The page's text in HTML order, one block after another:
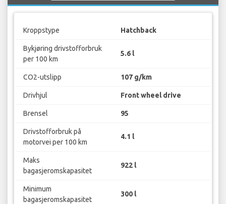
Kroppstype Hatchback
Bykjøring drivstofforbruk
per 100 km
5.6 l
CO2-utslipp 107 g/km
Drivhjul Front wheel drive
Brensel 95
Drivstofforbruk på
motorvei per 100 km
4.1 l
Maks
bagasjeromskapasitet
922 l
Minimum
bagasjeromskapasitet
300 l